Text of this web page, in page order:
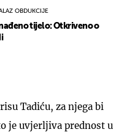
OBDUKCIJE
tijelo: Otkriveno o
Tadiću, za njega bi
je uvjerljiva prednost u